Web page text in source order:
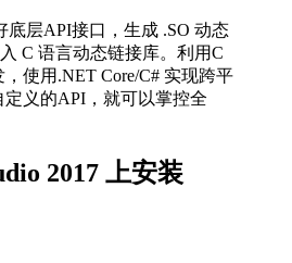
底层API接口，生成 .SO 动态
C 语言动态链接库。利用C
使用.NET Core/C# 实现跨平
义的API，就可以掌控全
2017 上安装